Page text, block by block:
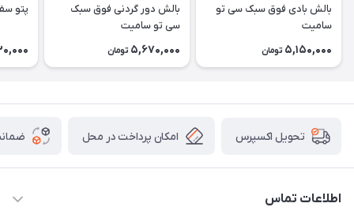
بالش بادی فوق سبک سی تو
سامیت
5,150,000 تومان
بالش دور گردنی فوق سبک
سی تو سامیت
5,670,000 تومان
پتو
تحویل اکسپرس امکان پرداخت در محل
اطلاعات تماس